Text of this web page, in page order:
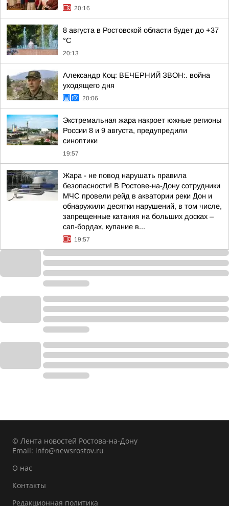
20:16
8 августа в Ростовской области будет до +37
°C
20:13
Александр Коц: ВЕЧЕРНИЙ ЗВОН:. война
уходящего дня
20:06
Экстремальная жара накроет южные регионы
России 8 и 9 августа, предупредили
синоптики
19:57
Жара - не повод нарушать правила
безопасности! В Ростове-на-Дону сотрудники
МЧС провели рейд в акватории реки Дон и
обнаружили десятки нарушений, в том числе,
запрещенные катания на больших досках –
сап-бордах, купание в...
19:57
© Лента новостей Ростова-на-Дону
Email: info@newsrostov.ru
О нас
Контакты
Редакционная политика